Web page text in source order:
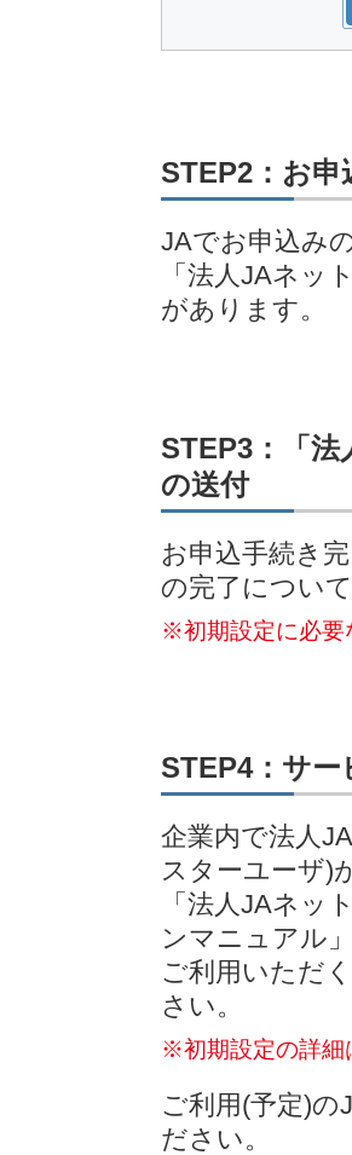
STEP2：お申
JAでお申込み
「法人JAネッ
があります。
STEP3：「
の送付
お申込手続き
の完了につい
※初期設定に必要
STEP4：サー
企業内で法人
スターユーザ)
「法人JAネッ
ンマニュアル
ご利用いただ
さい。
※初期設定の詳細
ご利用(予定)
ださい。